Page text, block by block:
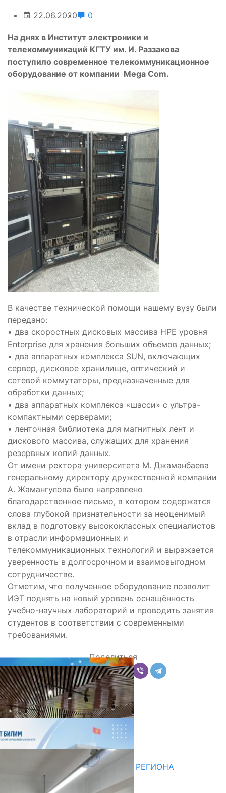
22.06.2020 0
На днях в Институт электроники и
телекоммуникаций КГТУ им. И. Раззакова
поступило современное телекоммуникационное
оборудование от компании Mega Com.
В качестве технической помощи нашему вузу были
передано:
• два скоростных дисковых массива HPE уровня
Enterprise для хранения больших объемов данных;
• два аппаратных комплекса SUN, включающих
сервер, дисковое хранилище, оптический и
сетевой коммутаторы, предназначенные для
обработки данных;
• два аппаратных комплекса «шасси» с ультра-
компактными серверами;
• ленточная библиотека для магнитных лент и
дискового массива, служащих для хранения
резервных копий данных.
От имени ректора университета М. Джаманбаева
генеральному директору дружественной компании
А. Жамангулова было направлено
благодарственное письмо, в котором содержатся
слова глубокой признательности за неоценимый
вклад в подготовку высококлассных специалистов
в отрасли информационных и
телекоммуникационных технологий и выражается
уверенность в долгосрочном и взаимовыгодном
сотрудничестве.
Отметим, что полученное оборудование позволит
ИЭТ поднять на новый уровень оснащённость
учебно-научных лабораторий и проводить занятия
студентов в соответствии с современными
требованиями.
Поделиться
Комментарии
Последние новости
НЕДЕЛЯ В ОБЗОРЕ
07.08.2026
ДЛЯ МЕТОДИСТОВ ЮЖНОГО РЕГИОНА
НАЧАЛОСЬ ОБУЧЕНИЕ
05.08.2026